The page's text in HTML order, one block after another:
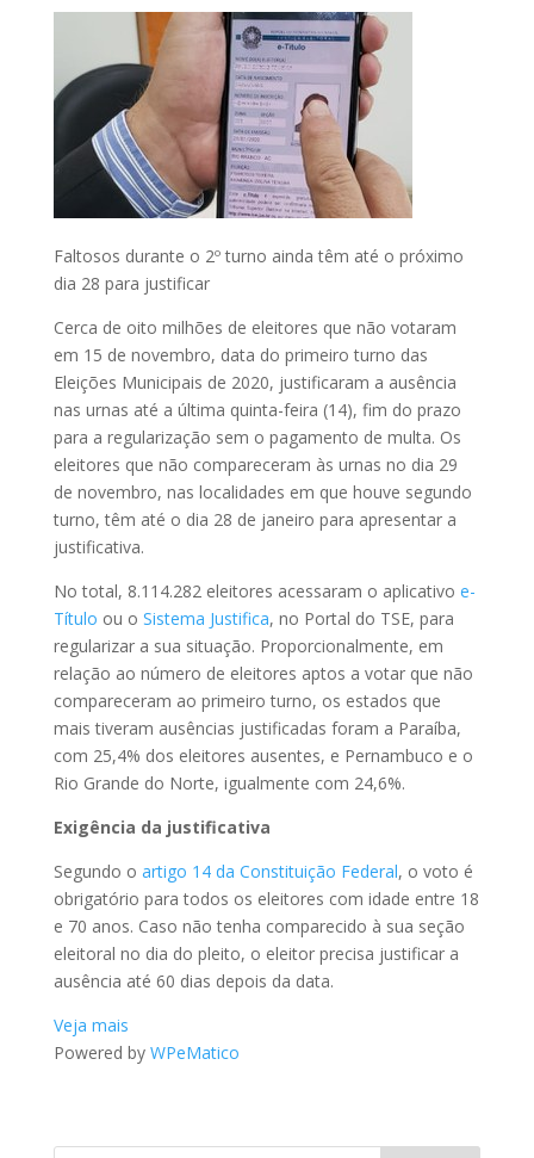
Faltosos durante o 2º turno ainda têm até o próximo
dia 28 para justificar
Cerca de oito milhões de eleitores que não votaram
em 15 de novembro, data do primeiro turno das
Eleições Municipais de 2020, justificaram a ausência
nas urnas até a última quinta-feira (14), fim do prazo
para a regularização sem o pagamento de multa. Os
eleitores que não compareceram às urnas no dia 29
de novembro, nas localidades em que houve segundo
turno, têm até o dia 28 de janeiro para apresentar a
justificativa.
No total, 8.114.282 eleitores acessaram o aplicativo e-
Título ou o Sistema Justifica, no Portal do TSE, para
regularizar a sua situação. Proporcionalmente, em
relação ao número de eleitores aptos a votar que não
compareceram ao primeiro turno, os estados que
mais tiveram ausências justificadas foram a Paraíba,
com 25,4% dos eleitores ausentes, e Pernambuco e o
Rio Grande do Norte, igualmente com 24,6%.
Exigência da justificativa
Segundo o artigo 14 da Constituição Federal, o voto é
obrigatório para todos os eleitores com idade entre 18
e 70 anos. Caso não tenha comparecido à sua seção
eleitoral no dia do pleito, o eleitor precisa justificar a
ausência até 60 dias depois da data.
Veja mais
Powered by WPeMatico